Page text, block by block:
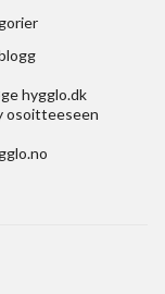
hygglo.dk
osoitteeseen